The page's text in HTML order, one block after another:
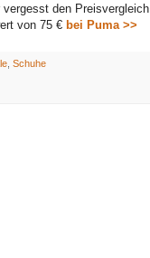
den Preisvergleich
von 75 € bei Puma >>
, Schuhe